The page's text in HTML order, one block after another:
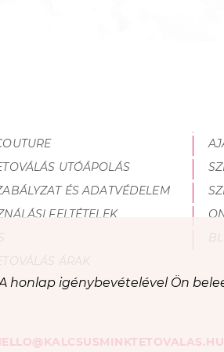
UTÓÁPOLÁS
ÉS ADATVÉDELEM
FELTÉTELEK
ÁRAK
igénybevételével Ön